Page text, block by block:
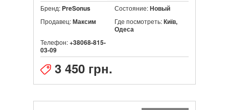
Бренд: PreSonus Состояние:Новый
Продавец:Максим Где посмотреть:Київ,
Одеса
Телефон:+38068-815-
03-09
3 450 грн.